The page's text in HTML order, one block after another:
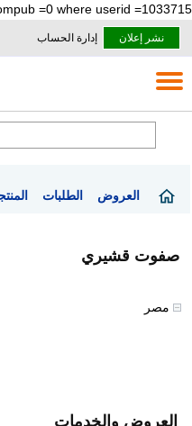
=0 where userid =1033715
نشر إعلان إدارة الحساب
العروض الطلبات
صفوت قشيري
مصر
العروض والخدمات